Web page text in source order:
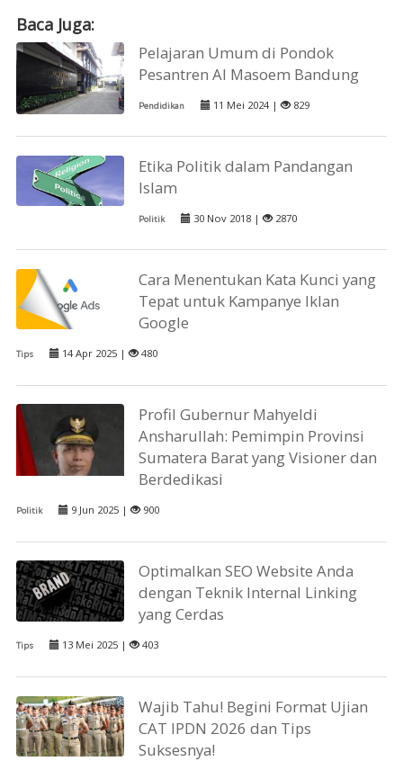
Baca Juga:
Pelajaran Umum di Pondok
Pesantren Al Masoem Bandung
Pendidikan 11 Mei 2024 | 829
Etika Politik dalam Pandangan
Islam
Politik 30 Nov 2018 | 2870
Cara Menentukan Kata Kunci yang
Tepat untuk Kampanye Iklan
Google
Tips 14 Apr 2025 | 480
Profil Gubernur Mahyeldi
Ansharullah: Pemimpin Provinsi
Sumatera Barat yang Visioner dan
Berdedikasi
Politik 9 Jun 2025 | 900
Optimalkan SEO Website Anda
dengan Teknik Internal Linking
yang Cerdas
Tips 13 Mei 2025 | 403
Wajib Tahu! Begini Format Ujian
CAT IPDN 2026 dan Tips
Suksesnya!